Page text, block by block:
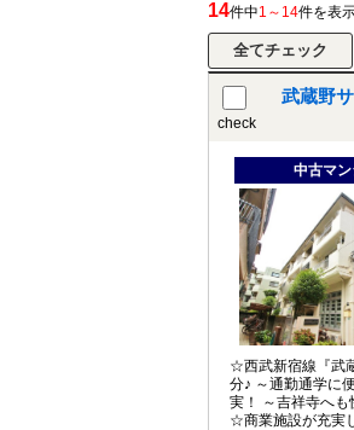
今月の住宅ローン金利
小平市
西東京市 東久
おうちLABO
14件中1～14件を表
check
武蔵野
中古マ
☆西武新宿線『武
分♪ ～通勤通学に
実！ ～吉祥寺へも
☆商業施設が充実